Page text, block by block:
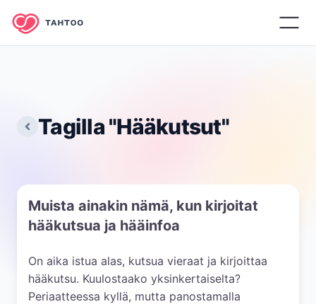
Tagilla "Hääkutsut"
Muista ainakin nämä, kun kirjoitat
hääkutsua ja hääinfoa
On aika istua alas, kutsua vieraat ja kirjoittaa
hääkutsu. Kuulostaako yksinkertaiselta?
Periaatteessa kyllä, mutta panostamalla